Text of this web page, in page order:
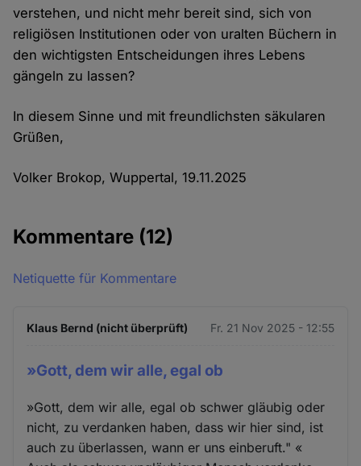
verstehen, und nicht mehr bereit sind, sich von
religiösen Institutionen oder von uralten Büchern in
den wichtigsten Entscheidungen ihres Lebens
gängeln zu lassen?
In diesem Sinne und mit freundlichsten säkularen
Grüßen,
Volker Brokop, Wuppertal, 19.11.2025
Kommentare (12)
Netiquette für Kommentare
Klaus Bernd (nicht überprüft) Fr. 21 Nov 2025 - 12:55
»Gott, dem wir alle, egal ob
»Gott, dem wir alle, egal ob schwer gläubig oder
nicht, zu verdanken haben, dass wir hier sind, ist
auch zu überlassen, wann er uns einberuft." «